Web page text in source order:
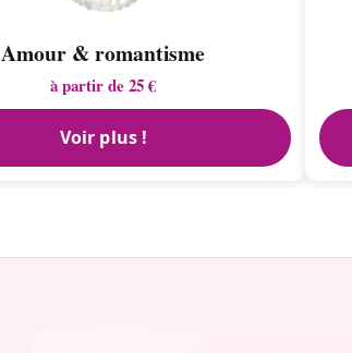
Amour & romantisme
à partir de 25 €
Voir plus !